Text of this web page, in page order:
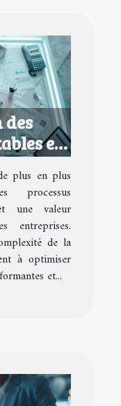
et
plus en plus
processus
une valeur
entreprises.
de la
à optimiser
et...